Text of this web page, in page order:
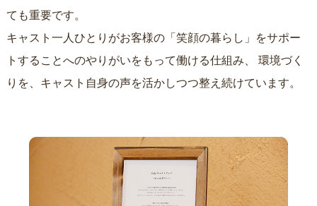
ても重要です。
キャスト一人ひとりがお客様の「笑顔の暮らし」をサポー
トすることへのやりがいをもって働ける仕組み、
りを、キャスト自身の声を活かしつつ整え続けています。